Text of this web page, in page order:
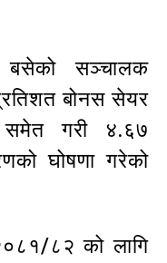
सञ्चालक
बोनस सेयर
गरी ४.६७
घोषणा गरेको
८२ को लागि